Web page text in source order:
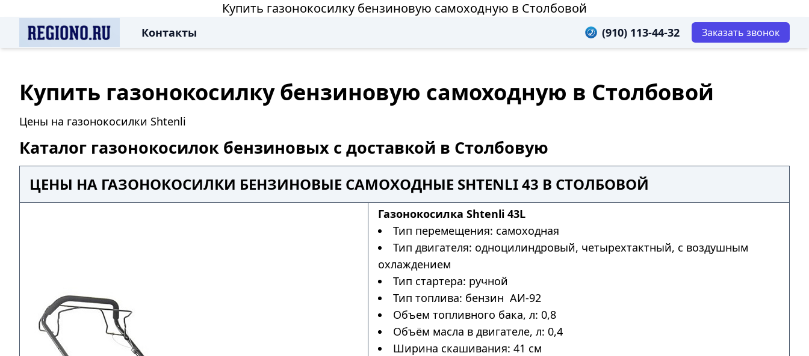
Купить газонокосилку бензиновую самоходную в Столбовой
Контакты (910) 113-44-32 Заказать звонок
Купить газонокосилку бензиновую самоходную в Столбовой
Цены на газонокосилки Shtenli
Каталог газонокосилок бензиновых с доставкой в Столбовую
ЦЕНЫ НА ГАЗОНОКОСИЛКИ БЕНЗИНОВЫЕ САМОХОДНЫЕ SHTENLI 43 В СТОЛБОВОЙ
Газонокосилка Shtenli 43L
Тип перемещения: самоходная
Тип двигателя: одноцилиндровый, четырехтактный, с воздушным
охлаждением
Тип стартера: ручной
Тип топлива: бензин АИ-92
Объем топливного бака, л: 0,8
Объём масла в двигателе, л: 0,4
Ширина скашивания: 41 см